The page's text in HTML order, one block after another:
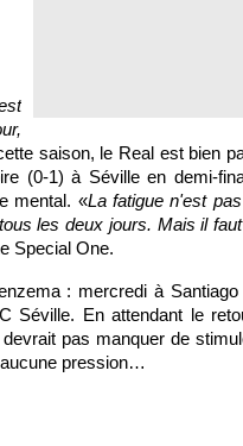
saison, le Real est bien
(0-1) à Séville en demi-
mental. «La fatigue n'est
les deux jours. Mais il
Special One.
: mercredi à
Séville. En attendant le
pas manquer de
pression…